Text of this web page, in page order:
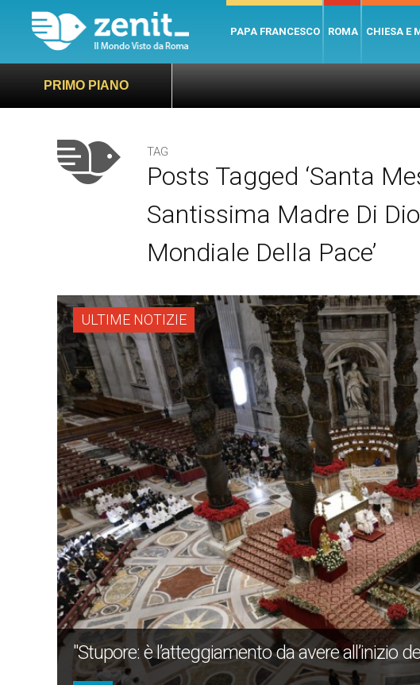
PAPA FRANCESCO ROMA CHIESA E
PRIMO PIANO
TAG
Posts Tagged ‘Santa
Santissima Madre Di
Mondiale Della Pace’
ULTIME NOTIZIE
"Stupore: è l’atteggiamento da avere all’inizio